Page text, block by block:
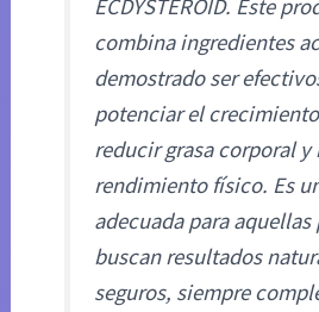
ECDYSTEROID. Este
combina ingredientes
demostrado ser
potenciar el
reducir grasa corporal y
rendimiento físico. Es
adecuada para aquellas
buscan resultados
seguros, siempre